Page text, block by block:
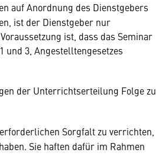
auf Anordnung des Dienstgebers
ist der Dienstgeber nur
ist, dass das Seminar
und 3, Angestelltengesetzes
der Unterrichtserteilung Folge zu
Sorgfalt zu verrichten,
Sie haften dafür im Rahmen